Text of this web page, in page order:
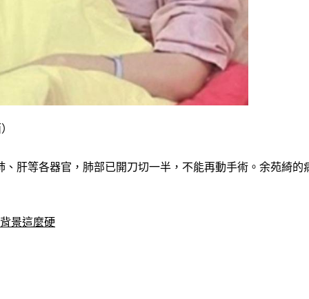
肝等各器官，肺部已開刀切一半，不能再動手術。余苑綺
景這麼硬